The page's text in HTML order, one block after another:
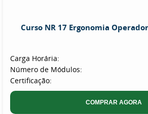
Curso NR 17 Ergonomia
Carga Horária:
Número de Módulos:
Certificação:
COMPRAR AGORA